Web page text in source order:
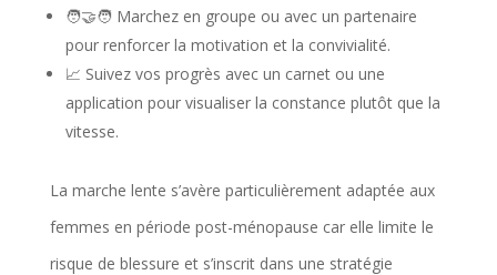
🧑‍🤝‍🧑 Marchez en groupe ou avec un partenaire
pour renforcer la motivation et la convivialité.
📈 Suivez vos progrès avec un carnet ou une
application pour visualiser la constance plutôt que la
vitesse.
La marche lente s’avère particulièrement adaptée aux
femmes en période post-ménopause car elle limite le
risque de blessure et s’inscrit dans une stratégie